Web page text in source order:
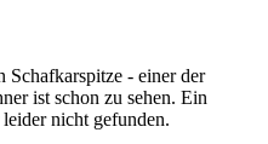
- einer der
ist schon zu sehen. Ein
nicht gefunden.